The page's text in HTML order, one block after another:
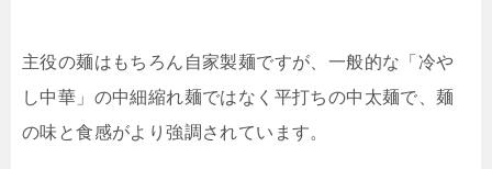
主役の麺はもちろん自家製麺ですが、一般的な「冷や
し中華」の中細縮れ麺ではなく平打ちの中太麺で、麺
の味と食感がより強調されています。